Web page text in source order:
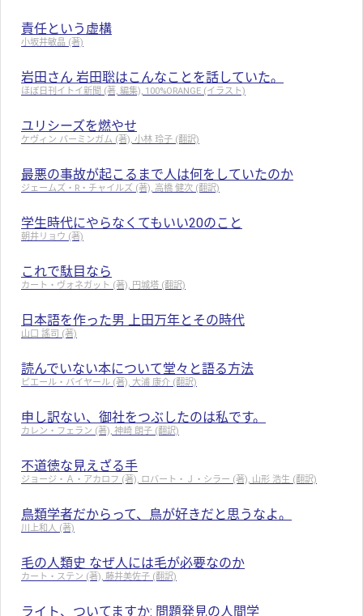
責任という虚構
小坂井敏晶 (著)
岩田さん 岩田聡はこんなことを話していた。
ほぼ日刊イトイ新聞 (著, 編集), 100%ORANGE (イラスト)
ユリシーズを燃やせ
ケヴィン バーミンガム (著), 小林 玲子 (翻訳)
最悪の事故が起こるまで人は何をしていたのか
ジェームズ・R・チャイルズ (著), 高橋 健次 (翻訳)
学生時代にやらなくてもいい20のこと
朝井リョウ (著)
これで駄目なら
カート・ヴォネガット (著), 円城塔 (翻訳)
日本語を作った男 上田万年とその時代
山口 謠司 (著)
読んでいない本について堂々と語る方法
ピエール・バイヤール (著), 大浦 康介 (翻訳)
申し訳ない、御社をつぶしたのは私です。
カレン・フェラン (著), 神崎 朗子 (翻訳)
不道徳な見えざる手
ジョージ・Ａ・アカロフ (著), ロバート・Ｊ・シラー (著), 山形 浩生 (翻訳)
鳥類学者だからって、鳥が好きだと思うなよ。
川上和人 (著)
毛の人類史 なぜ人には毛が必要なのか
カート・ステン (著), 藤井美佐子 (翻訳)
ライト、ついてますか: 問題発見の人間学